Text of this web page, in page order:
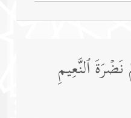
ٱلنَّعِیمِ